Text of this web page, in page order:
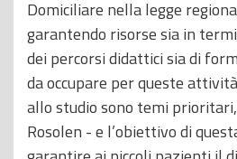
Domiciliare nella legge
garantendo risorse sia in
dei percorsi didattici sia di
da occupare per queste
allo studio sono temi
Rosolen - e l’obiettivo di